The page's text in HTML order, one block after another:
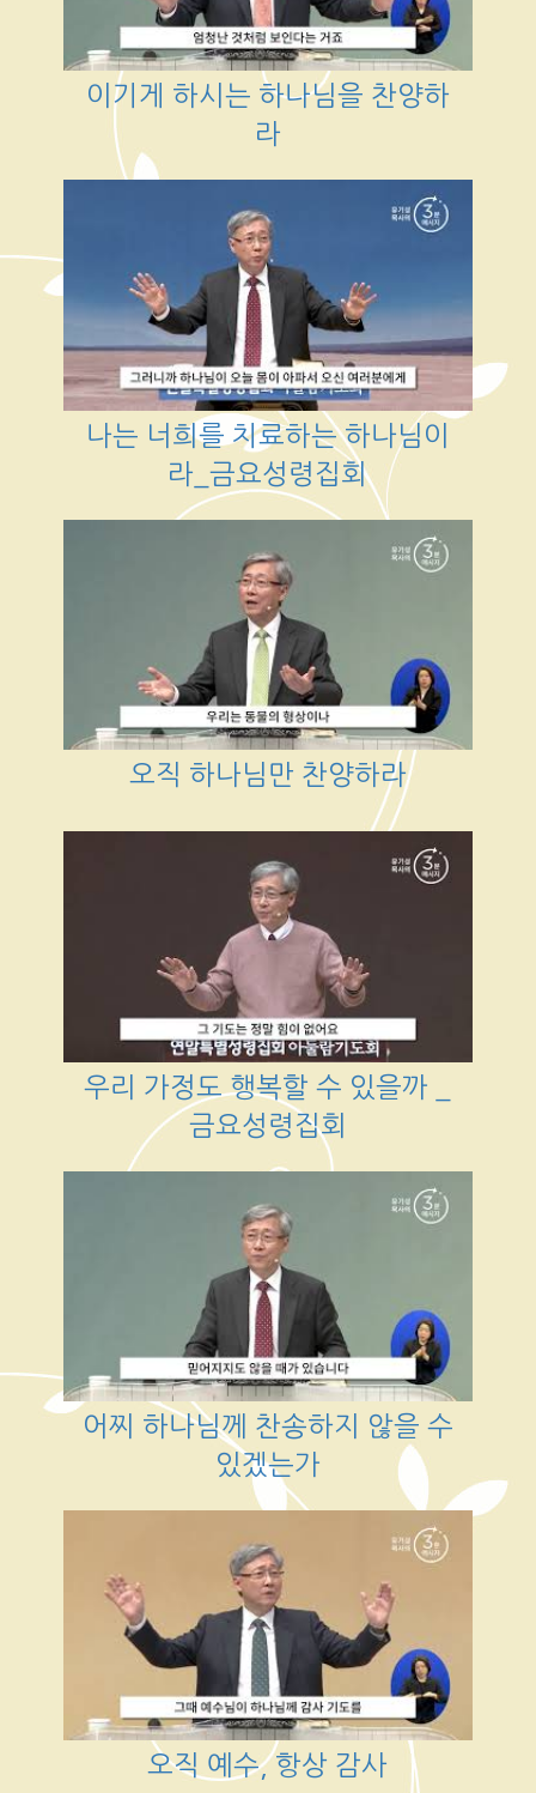
이기게 하시는 하나님을 찬양하
라
나는 너희를 치료하는 하나님이
라_금요성령집회
오직 하나님만 찬양하라
우리 가정도 행복할 수 있을까 _
금요성령집회
어찌 하나님께 찬송하지 않을 수
있겠는가
오직 예수, 항상 감사